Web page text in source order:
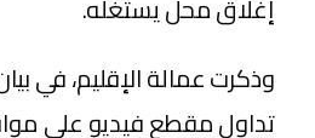
وذكرت عمالة الإقليم، في
تداول مقطع فيديو على